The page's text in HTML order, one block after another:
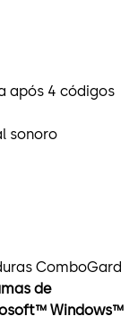
após 4 códigos
sonoro
ComboGard
de
Windows™